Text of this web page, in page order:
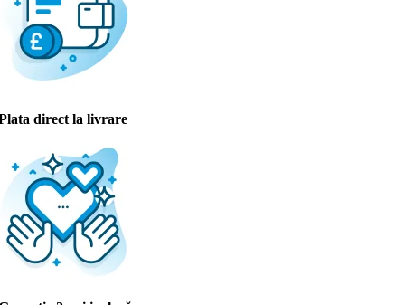
direct la livrare